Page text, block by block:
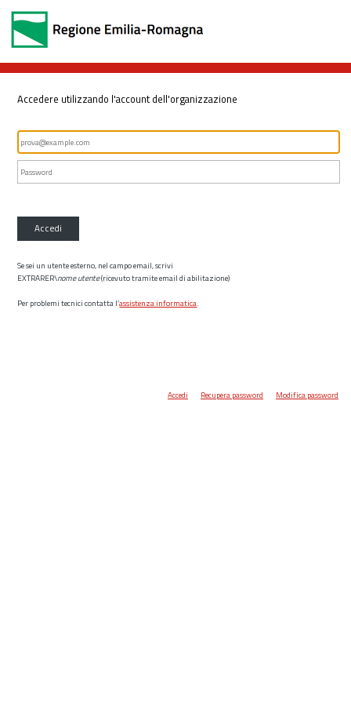
Accedere utilizzando l'account dell'organizzazione
Accedi
Se sei un utente esterno, nel campo email, scrivi
EXTRARER\nome utente(ricevuto tramite email di abilitazione)
Per problemi tecnici contatta l’assistenza informatica.
Accedi Recupera password Modifica password